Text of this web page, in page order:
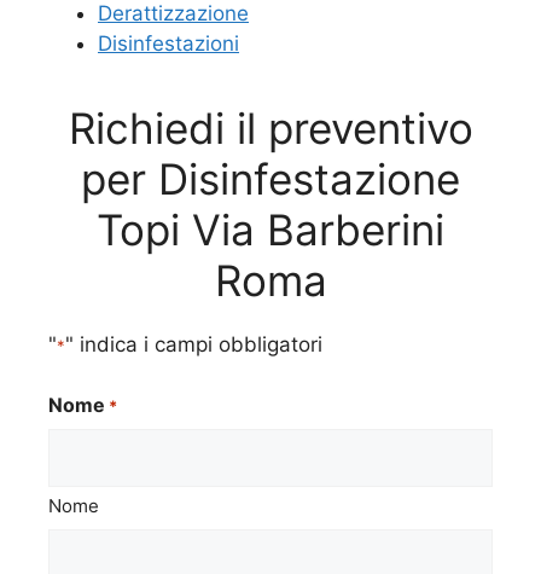
Derattizzazione
Disinfestazioni
Richiedi il preventivo
per Disinfestazione
Topi Via Barberini
Roma
"*" indica i campi obbligatori
Nome *
Nome